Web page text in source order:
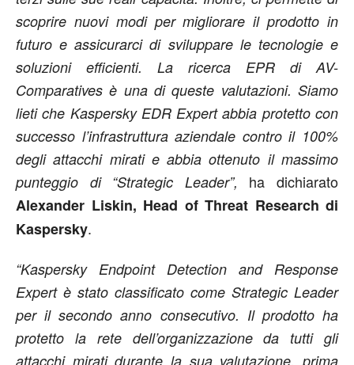
scoprire nuovi modi per migliorare il prodotto in
futuro e assicurarci di sviluppare le tecnologie e
soluzioni efficienti. La ricerca EPR di AV-
Comparatives è una di queste valutazioni. Siamo
lieti che Kaspersky EDR Expert abbia protetto con
successo l’infrastruttura aziendale contro il 100%
degli attacchi mirati e abbia ottenuto il massimo
punteggio di “Strategic Leader”, ha dichiarato
Alexander Liskin, Head of Threat Research di
Kaspersky.
“Kaspersky Endpoint Detection and Response
Expert è stato classificato come Strategic Leader
per il secondo anno consecutivo. Il prodotto ha
protetto la rete dell’organizzazione da tutti gli
attacchi mirati durante la sua valutazione, prima